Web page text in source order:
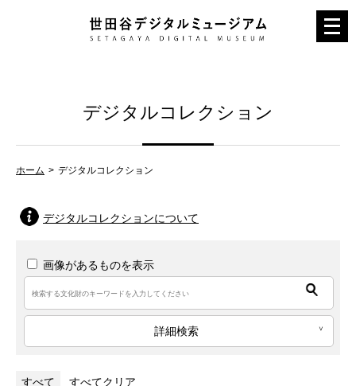
メ
ニ
デジタルコレクション
ホーム デジタルコレクション
デジタルコレクションについて
画像があるものを表示
詳細検索
すべて すべてクリア